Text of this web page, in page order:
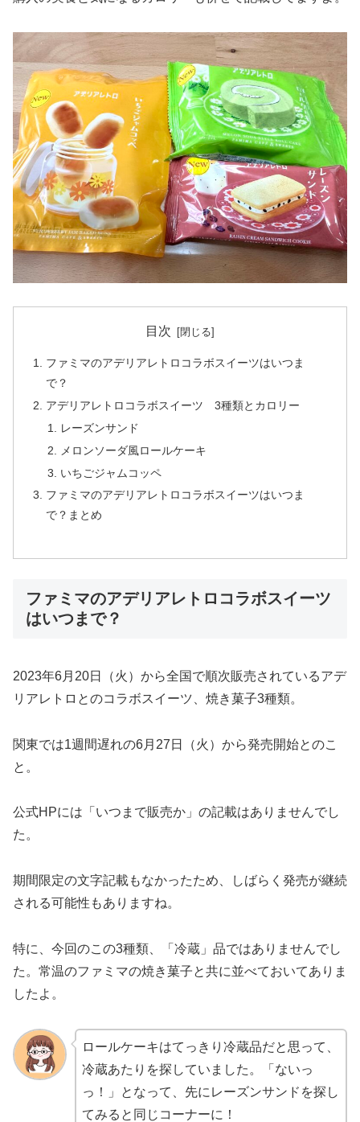
目次
ファミマのアデリアレトロコラボスイーツはいつま
で？
アデリアレトロコラボスイーツ 3種類とカロリー
レーズンサンド
メロンソーダ風ロールケーキ
いちごジャムコッペ
ファミマのアデリアレトロコラボスイーツはいつま
で？まとめ
ファミマのアデリアレトロコラボスイーツ
はいつまで？
2023年6月20日（火）から全国で順次販売されているアデ
リアレトロとのコラボスイーツ、焼き菓子3種類。
関東では1週間遅れの6月27日（火）から発売開始とのこ
と。
公式HPには「いつまで販売か」の記載はありませんでし
た。
期間限定の文字記載もなかったため、しばらく発売が継続
される可能性もありますね。
特に、今回のこの3種類、「冷蔵」品ではありませんでし
た。常温のファミマの焼き菓子と共に並べておいてありま
したよ。
ロールケーキはてっきり冷蔵品だと思って、
冷蔵あたりを探していました。「ないっ
っ！」となって、先にレーズンサンドを探し
てみると同じコーナーに！